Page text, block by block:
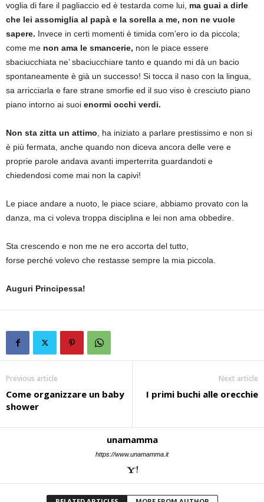
voglia di fare il pagliaccio ed è testarda come lui, ma guai a dirle
che lei assomiglia al papà e la sorella a me, non ne vuole
sapere. Invece in certi momenti è timida com’ero io da piccola;
come me non ama le smancerie, non le piace essere
sbaciucchiata ne’ sbaciucchiare tanto e quando mi dà un bacio
spontaneamente è già un successo! Si tocca il naso con la lingua,
sa arricciarla e fare strane smorfie ed il suo viso è cresciuto piano
piano intorno ai suoi enormi occhi verdi.
Non sta zitta un attimo, ha iniziato a parlare prestissimo e non si
è più fermata, anche quando non diceva ancora delle vere e
proprie parole andava avanti imperterrita guardandoti e
chiedendosi come mai non la capivi!
Le piace andare a nuoto, le piace sciare, abbiamo provato con la
danza, ma ci voleva troppa disciplina e lei non ama obbedire.
Sta crescendo e non me ne ero accorta del tutto,
forse perché volevo che restasse sempre la mia piccola.
Auguri Principessa!
Previous article
Come organizzare un baby
shower
Next article
I primi buchi alle orecchie
unamamma
https://www.unamamma.it